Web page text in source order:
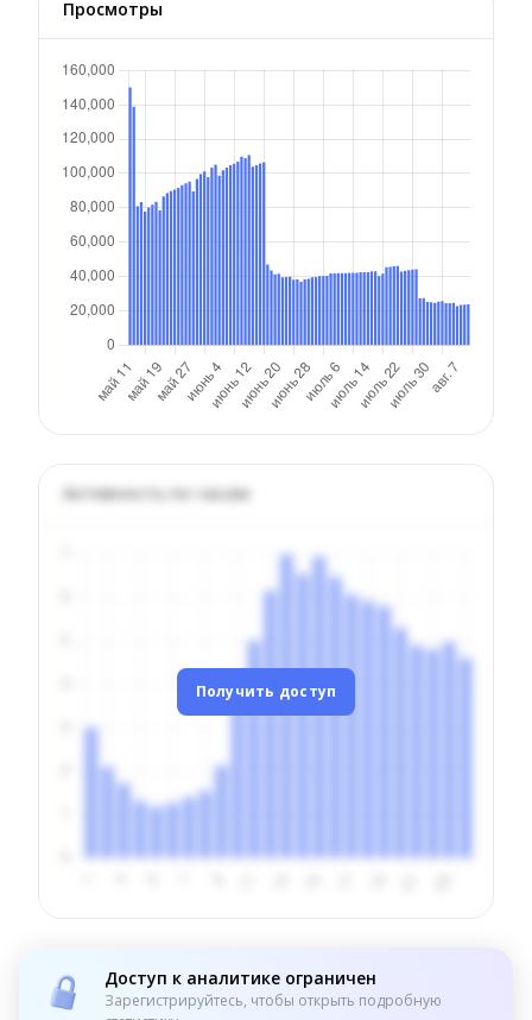
Просмотры
Активность по часам
Получить доступ
Доступ к аналитике ограничен
Зарегистрируйтесь, чтобы открыть подробную